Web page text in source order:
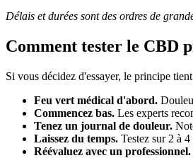
Délais et durées sont des ordres de
Comment tester le CBD
Si vous décidez d'essayer, le principe
Feu vert médical d'abord.
Commencez bas. Les experts
Tenez un journal de douleur.
Laissez du temps. Testez sur 2 à
Réévaluez avec un professionnel.